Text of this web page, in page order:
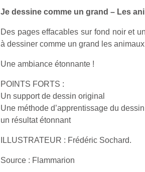
Je dessine comme un grand – Les
Des pages effacables sur fond noir et
à dessiner comme un grand les
Une ambiance étonnante !
POINTS FORTS :
Un support de dessin original
Une méthode d’apprentissage du
un résultat étonnant
ILLUSTRATEUR : Frédéric Sochard.
Source : Flammarion